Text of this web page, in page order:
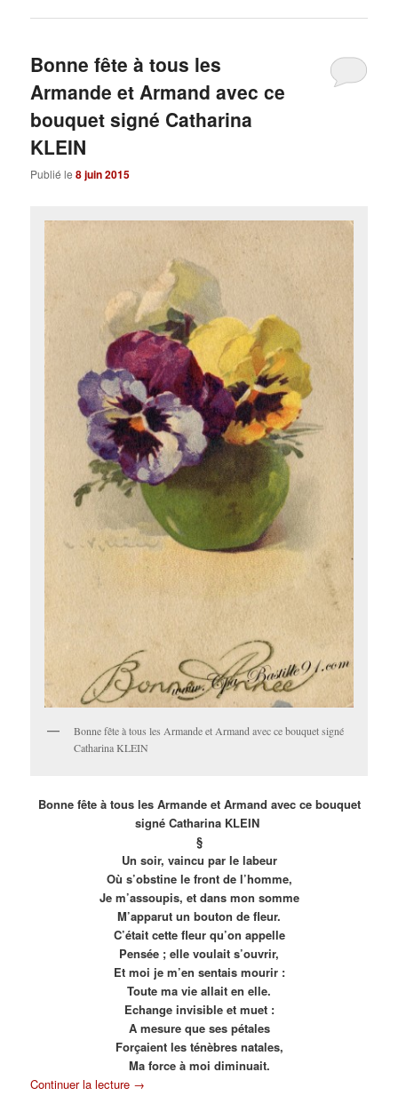
Bonne fête à tous les
Armande et Armand avec ce
bouquet signé Catharina
KLEIN
Publié le8 juin 2015
Bonne fête à tous les Armande et Armand avec ce bouquet signé
Catharina KLEIN
Bonne fête à tous les Armande et Armand avec ce bouquet
signé Catharina KLEIN
§
Un soir, vaincu par le labeur
Où s’obstine le front de l’homme,
Je m’assoupis, et dans mon somme
M’apparut un bouton de fleur.
C’était cette fleur qu’on appelle
Pensée ; elle voulait s’ouvrir,
Et moi je m’en sentais mourir :
Toute ma vie allait en elle.
Echange invisible et muet :
A mesure que ses pétales
Forçaient les ténèbres natales,
Ma force à moi diminuait.
Continuer la lecture →